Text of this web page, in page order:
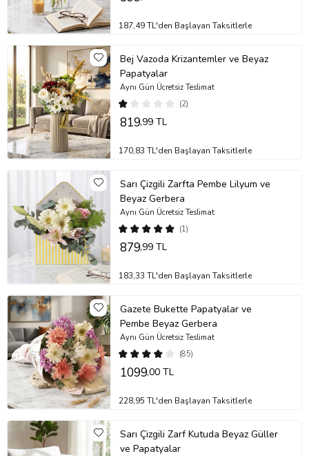
187,49 TL'den Başlayan Taksitlerle
Bej Vazoda Krizantemler ve Beyaz
Papatyalar
(2)
Aynı Gün Ücretsiz Teslimat
819,99 TL
170,83 TL'den Başlayan Taksitlerle
Sarı Çizgili Zarfta Pembe Lilyum ve
Beyaz Gerbera
(1)
Aynı Gün Ücretsiz Teslimat
879,99 TL
183,33 TL'den Başlayan Taksitlerle
Gazete Bukette Papatyalar ve
Pembe Beyaz Gerbera
(85)
Aynı Gün Ücretsiz Teslimat
1099,00 TL
228,95 TL'den Başlayan Taksitlerle
Sarı Çizgili Zarf Kutuda Beyaz Güller
ve Papatyalar